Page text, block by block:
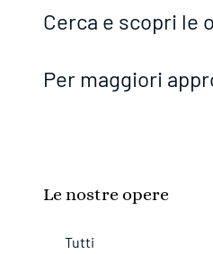
Cerca e scopri le
Per maggiori
Le nostre opere
Tutti